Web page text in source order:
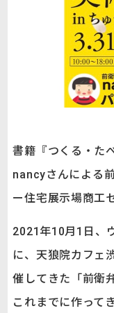
書籍『つくる・た
nancyさんによる
ー住宅展示場商工
2021年10月1日、
に、天狼院カフェ
催してきた「前衛
これまでに作って